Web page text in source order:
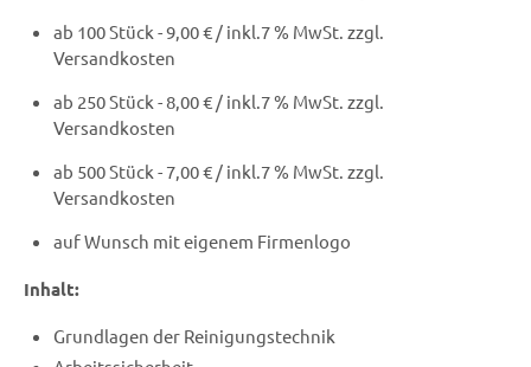
ab 100 Stück - 9,00 € / inkl.7 % MwSt. zzgl.
Versandkosten
ab 250 Stück - 8,00 € / inkl.7 % MwSt. zzgl.
Versandkosten
ab 500 Stück - 7,00 € / inkl.7 % MwSt. zzgl.
Versandkosten
auf Wunsch mit eigenem Firmenlogo
Inhalt:
Grundlagen der Reinigungstechnik